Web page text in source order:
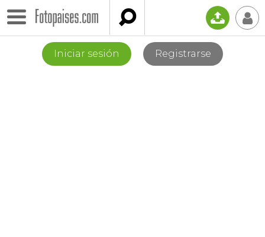
 📤 👤
Iniciar sesión Registrarse